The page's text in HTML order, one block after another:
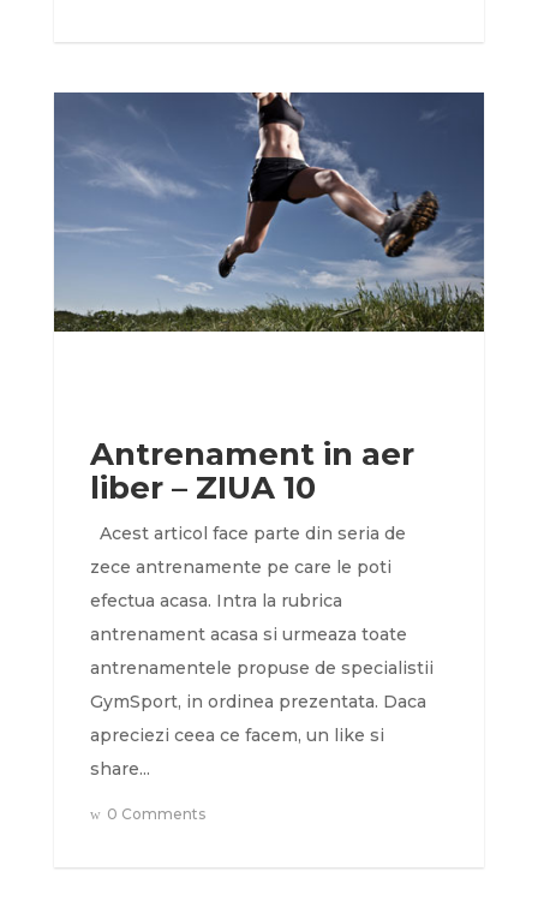
Antrenament in aer
liber – ZIUA 10
Acest articol face parte din seria de
zece antrenamente pe care le poti
efectua acasa. Intra la rubrica
antrenament acasa si urmeaza toate
antrenamentele propuse de specialistii
GymSport, in ordinea prezentata. Daca
apreciezi ceea ce facem, un like si
share...
0 Comments